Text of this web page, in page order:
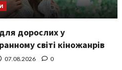
дорослих у
світі кіножанрів
07.08.2026 0